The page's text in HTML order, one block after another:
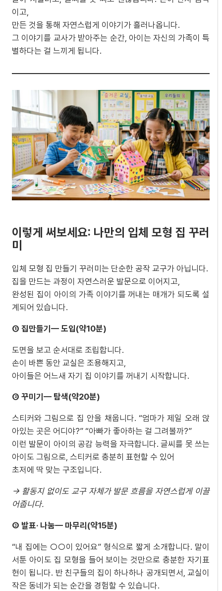
이고,
만든 것을 통해 자연스럽게 이야기가 흘러나옵니다.
그 이야기를 교사가 받아주는 순간, 아이는 자신의 가족이 특
별하다는 걸 느끼게 됩니다.
이렇게 써보세요: 나만의 입체 모형 집 꾸러
미
입체 모형 집 만들기 꾸러미는 단순한 공작 교구가 아닙니다.
집을 만드는 과정이 자연스러운 발문으로 이어지고,
완성된 집이 아이의 가족 이야기를 꺼내는 매개가 되도록 설
계되어 있습니다.
① 집만들기— 도입(약10분)
도면을 보고 순서대로 조립합니다.
손이 바쁜 동안 교실은 조용해지고,
아이들은 어느새 자기 집 이야기를 꺼내기 시작합니다.
② 꾸미기 — 탐색(약20분)
스티커와 그림으로 집 안을 채웁니다. “엄마가 제일 오래 앉
아있는 곳은 어디야?” “아빠가 좋아하는 걸 그려볼까?”
이런 발문이 아이의 공감 능력을 자극합니다. 글씨를 못 쓰는
아이도 그림으로, 스티커로 충분히 표현할 수 있어
초저에 딱 맞는 구조입니다.
→ 활동지 없이도 교구 자체가 발문흐름을 자연스럽게 이끌
어줍니다.
③ 발표· 나눔— 마무리(약15분)
“내 집에는 ○○이 있어요” 형식으로 짧게 소개합니다. 말이
서툰 아이도 집 모형을 들어 보이는 것만으로 충분한 자기표
현이 됩니다. 반 친구들의 집이 하나하나 공개되면서, 교실이
작은 동네가 되는 순간을 경험할 수 있습니다.